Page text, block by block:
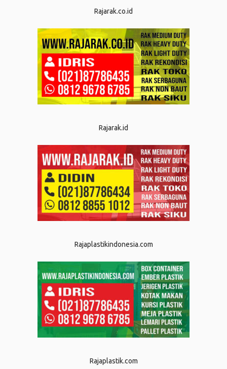
Rajarak.co.id
Rajarak.id
Rajaplastikindonesia.com
Rajaplastik.com